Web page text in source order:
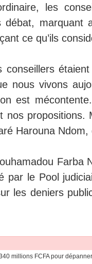
les
débat, marquant
ce qu’ils
conseillers
nous vivons
est
nos
Harouna Ndom,
Farba
par le Pool
les deniers
millions FCFA pour